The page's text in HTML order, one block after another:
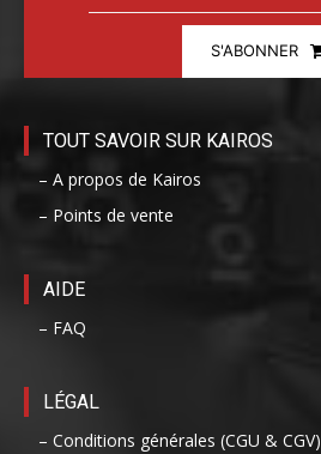
S'ABONNER
TOUT SAVOIR SUR KAIROS
– A propos de Kairos
– Points de vente
AIDE
– FAQ
LÉGAL
– Conditions générales (CGU & CGV)